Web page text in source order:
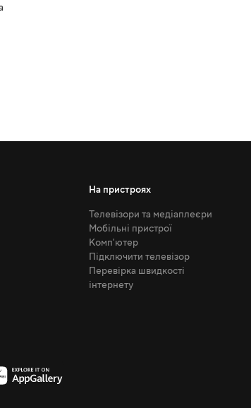
На пристроях
Телевізори та медіаплеєри
Мобільні пристрої
Комп'ютер
Підключити телевізор
Перевірка швидкості
інтернету